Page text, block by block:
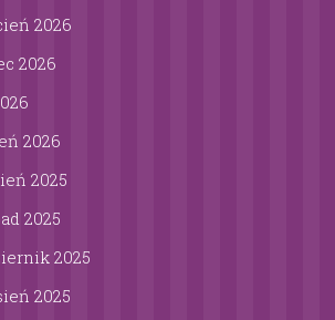
2026
2026
2026
2025
2025
2025
2025